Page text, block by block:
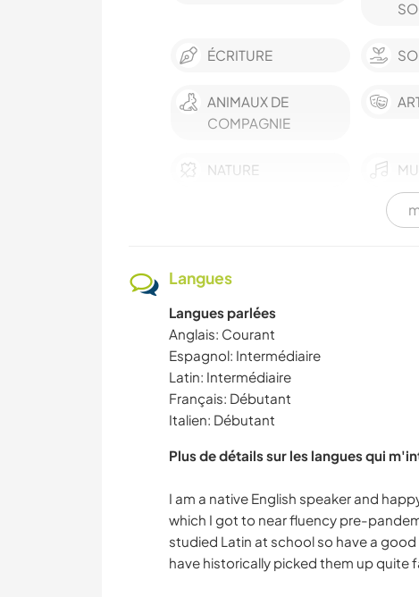
ÉCRITURE
ANIMAUX DE
COMPAGNIE
NATURE
FERME
BRICOLAGE /
ARTISANAT
LIVRES
Langues
Langues parlées
Anglais: Courant
Espagnol: Intermédiaire
Latin: Intermédiaire
Français: Débutant
Italien: Débutant
Plus de détails sur les langues qui
I am a native English speaker and
which I got to near fluency pre-
studied Latin at school so have a